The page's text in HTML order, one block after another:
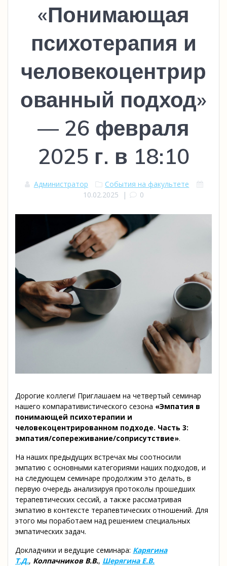
«Понимающая
психотерапия и
человекоцентрир
ованный подход»
— 26 февраля
2025 г. в 18:10
Администратор
События на факультете
10.02.2025 | 0
Дорогие коллеги! Приглашаем на четвертый семинар
нашего компаративистического сезона «Эмпатия в
понимающей психотерапии и
человекоцентрированном подходе. Часть 3:
эмпатия/сопереживание/соприсутствие».
На наших предыдущих встречах мы соотносили
эмпатию с основными категориями наших подходов, и
на следующем семинаре продолжим это делать, в
первую очередь анализируя протоколы прошедших
терапевтических сессий, а также рассматривая
эмпатию в контексте терапевтических отношений. Для
этого мы поработаем над решением специальных
эмпатических задач.
Докладчики и ведущие семинара: Карягина
Т.Д., Колпачников В.В., Шерягина Е.В.